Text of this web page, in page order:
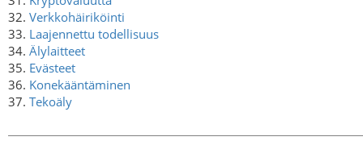
32. Verkkohäiriköinti
33. Laajennettu todellisuus
34. Älylaitteet
35. Evästeet
36. Konekääntäminen
37. Tekoäly